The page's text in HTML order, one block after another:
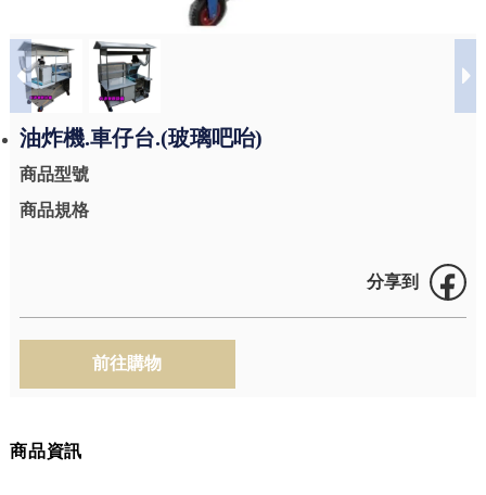
油炸機.車仔台.(玻璃吧咍)
商品型號
商品規格
分享到
商品資訊